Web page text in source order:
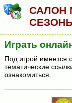
САЛОН
Играть
Под игрой имеется
тематические
ознакомиться.